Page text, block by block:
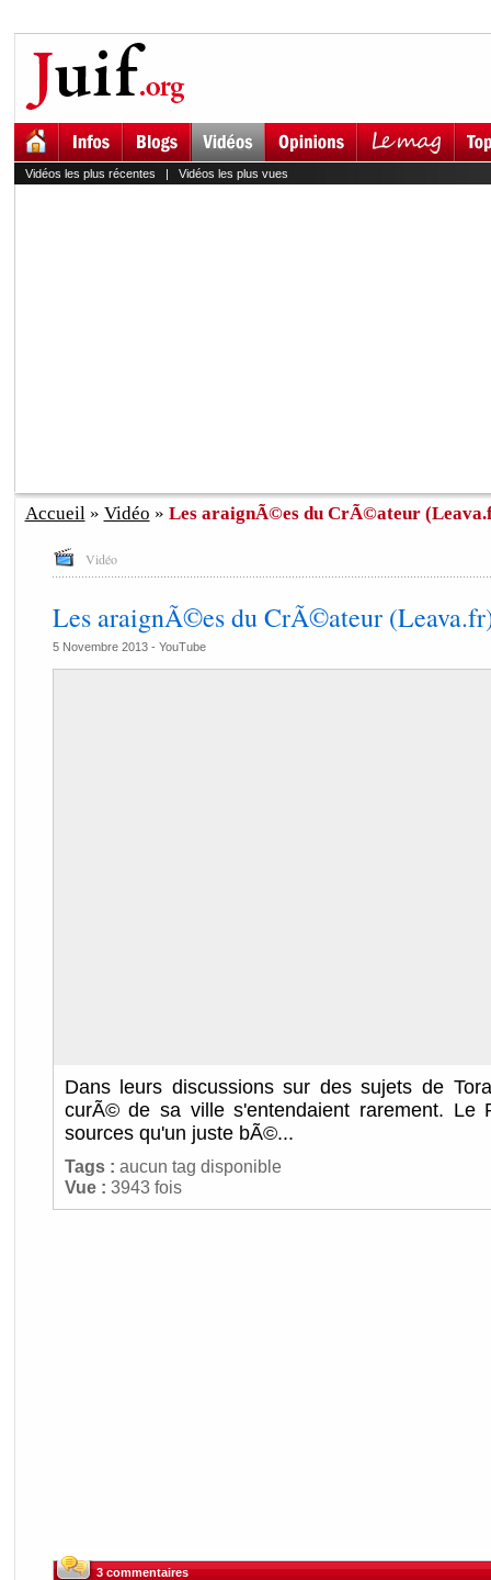
Vidéos les plus récentes | Vidéos les plus vues
Accueil» Vidéo » Les araignÃ©es du CrÃ©ateur
Vidéo
Les araignÃ©es du CrÃ©ateur
5 Novembre 2013 - YouTube
Dans leurs discussions sur des sujets de
curÃ© de sa ville s'entendaient rarement. Le
sources qu'un juste bÃ©...
Tags : aucun tag disponible
Vue : 3943 fois
3 commentaires